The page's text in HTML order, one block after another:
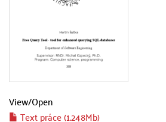
View/Open
Text práce (1.248Mb)